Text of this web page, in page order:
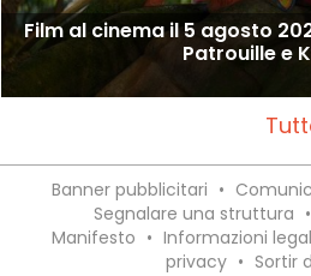
Film al cinema il 5 agosto
Patrouille e
Banner pubblicitari •
Segnalare una struttura •
Manifesto • Informazioni
privacy • Sortir